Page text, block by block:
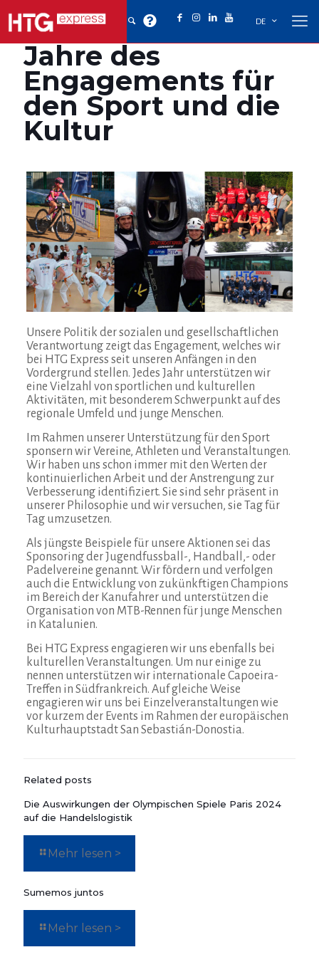
DE
Jahre des
Engagements für
den Sport und die
Kultur
Unsere Politik der sozialen und gesellschaftlichen
Verantwortung zeigt das Engagement, welches wir
bei HTG Express seit unseren Anfängen in den
Vordergrund stellen. Jedes Jahr unterstützen wir
eine Vielzahl von sportlichen und kulturellen
Aktivitäten, mit besonderem Schwerpunkt auf des
regionale Umfeld und junge Menschen.
Im Rahmen unserer Unterstützung für den Sport
sponsern wir Vereine, Athleten und Veranstaltungen.
Wir haben uns schon immer mit den Werten der
kontinuierlichen Arbeit und der Anstrengung zur
Verbesserung identifiziert. Sie sind sehr präsent in
unserer Philosophie und wir versuchen, sie Tag für
Tag umzusetzen.
Als jüngste Beispiele für unsere Aktionen sei das
Sponsoring der Jugendfussball-, Handball,- oder
Padelvereine genannt. Wir fördern und verfolgen
auch die Entwicklung von zukünkftigen Champions
im Bereich der Kanufahrer und unterstützen die
Organisation von MTB-Rennen für junge Menschen
in Katalunien.
Bei HTG Express engagieren wir uns ebenfalls bei
kulturellen Veranstaltungen. Um nur einige zu
nennen unterstützen wir internationale Capoeira-
Treffen in Südfrankreich. Auf gleiche Weise
engagieren wir uns bei Einzelveranstaltungen wie
vor kurzem der Events im Rahmen der europäischen
Kulturhauptstadt San Sebastián-Donostia.
Related posts
Die Auswirkungen der Olympischen Spiele Paris 2024
auf die Handelslogistik
Mehr lesen >
Sumemos juntos
Mehr lesen >